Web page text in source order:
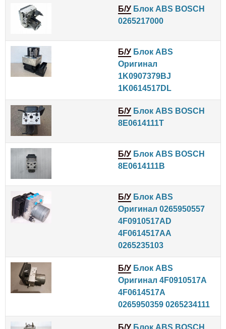
Б/У Блок ABS BOSCH
0265217000
Б/У Блок ABS
Оригинал
1K0907379BJ
1K0614517DL
Б/У Блок ABS BOSCH
8E0614111T
Б/У Блок ABS BOSCH
8E0614111B
Б/У Блок ABS
Оригинал 0265950557
4F0910517AD
4F0614517AA
0265235103
Б/У Блок ABS
Оригинал 4F0910517A
4F0614517A
0265950359 0265234111